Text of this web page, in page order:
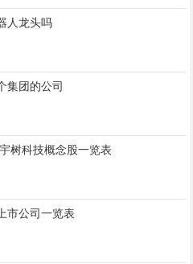
人龙头吗
集团的公司
树科技概念股一览表
市公司一览表